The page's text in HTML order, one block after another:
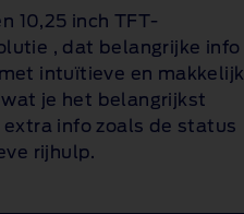
10,25 inch TFT-
, dat belangrijke info
intuïtieve en makkelijk
je het belangrijkst
info zoals de status
rijhulp.